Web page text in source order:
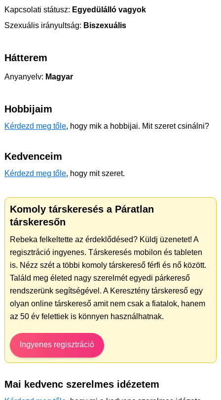
Kapcsolati státusz: Egyedülálló vagyok
Szexuális irányultság: Biszexuális
Hátterem
Anyanyelv: Magyar
Hobbijaim
Kérdezd meg tőle, hogy mik a hobbijai. Mit szeret csinálni?
Kedvenceim
Kérdezd meg tőle, hogy mit szeret.
Komoly társkeresés a Páratlan
társkeresőn
Rebeka felkeltette az érdeklődésed? Küldj üzenetet! A
regisztráció ingyenes. Társkeresés mobilon és tableten
is. Nézz szét a többi komoly társkereső férfi és nő között.
Találd meg életed nagy szerelmét egyedi párkereső
rendszerünk segítségével. A Keresztény társkereső egy
olyan online társkereső amit nem csak a fiatalok, hanem
az 50 év felettiek is könnyen használhatnak.
Ingyenes regisztráció
Mai kedvenc szerelmes idézetem